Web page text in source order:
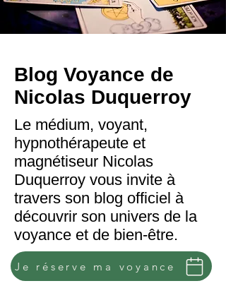
Blog Voyance de
Nicolas Duquerroy
Le médium, voyant,
hypnothérapeute et
magnétiseur Nicolas
Duquerroy vous invite à
travers son blog officiel à
découvrir son univers de la
voyance et de bien-être.
Je réserve ma voyance